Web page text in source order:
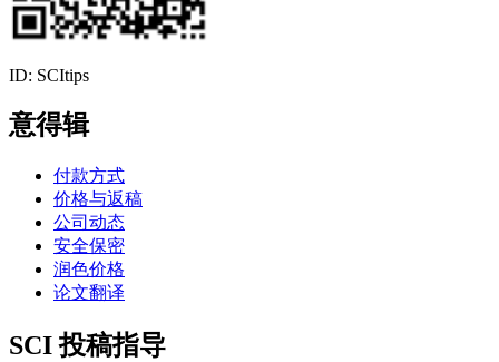
ID: SCItips
意得辑
付款方式
价格与返稿
公司动态
安全保密
润色价格
论文翻译
SCI 投稿指导